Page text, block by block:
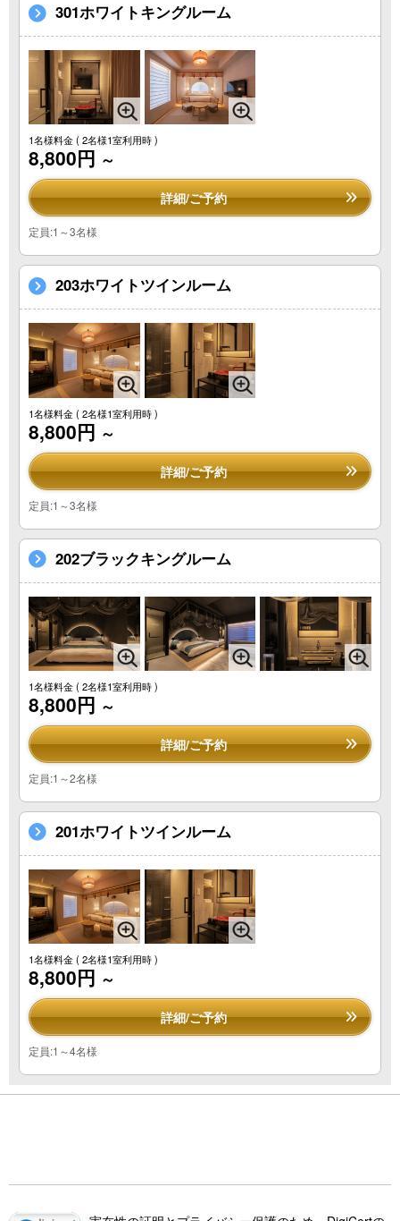
301ホワイトキングルーム
1名様料金( 2名様1室利用時 )
8,800円 ～
詳細/ご予約
定員:1～3名様
203ホワイトツインルーム
1名様料金( 2名様1室利用時 )
8,800円 ～
詳細/ご予約
定員:1～3名様
202ブラックキングルーム
1名様料金( 2名様1室利用時 )
8,800円 ～
詳細/ご予約
定員:1～2名様
201ホワイトツインルーム
1名様料金( 2名様1室利用時 )
8,800円 ～
詳細/ご予約
定員:1～4名様